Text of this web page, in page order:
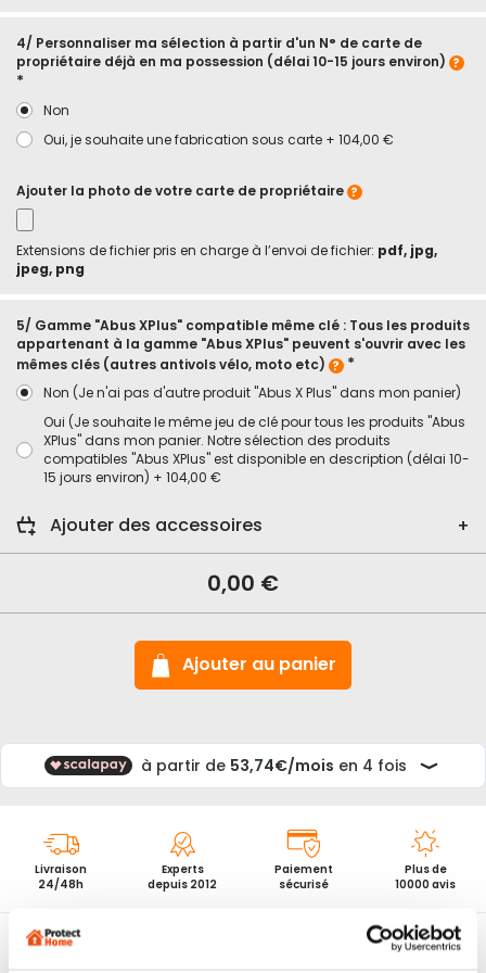
Chaine antivol moto SRA Abus Granit 1480/14KS Monobloc
4/ Personnaliser ma sélection à partir d'un N° de carte de
propriétaire déjà en ma possession (délai 10-15 jours environ)
Non
Oui, je souhaite une fabrication sous carte + 104,00 €
Ajouter la photo de votre carte de propriétaire
Extensions de fichier pris en charge à l’envoi de fichier: pdf, jpg,
jpeg, png
5/ Gamme "Abus XPlus" compatible même clé : Tous les produits
appartenant à la gamme "Abus XPlus" peuvent s'ouvrir avec les
mêmes clés (autres antivols vélo, moto etc)
Non (Je n'ai pas d'autre produit "Abus X Plus" dans mon panier)
Oui (Je souhaite le même jeu de clé pour tous les produits "Abus
XPlus" dans mon panier. Notre sélection des produits
compatibles "Abus XPlus" est disponible en description (délai 10-
15 jours environ) + 104,00 €
antivol
1480/14KS
Ajouter des accessoires
0,00 €
Ajouter au panier
Livraison
24/48h
Experts
depuis 2012
Paiement
sécurisé
Plus de
10000 avis